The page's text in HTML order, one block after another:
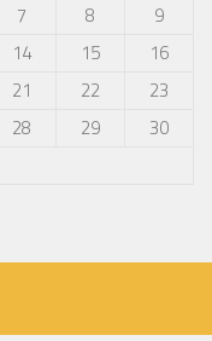
7 8
9
14 15
16
21 22
23
28 29
30